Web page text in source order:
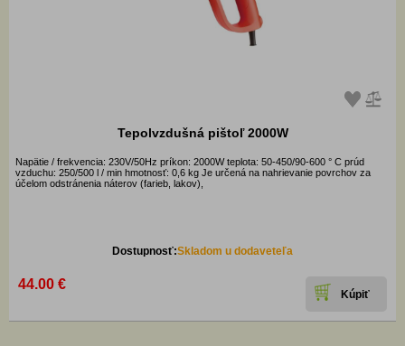
Tepolvzdušná pištoľ 2000W
Napätie / frekvencia: 230V/50Hz príkon: 2000W teplota: 50-450/90-600 ° C prúd
vzduchu: 250/500 l / min hmotnosť: 0,6 kg Je určená na nahrievanie povrchov za
účelom odstránenia náterov (farieb, lakov),
Dostupnosť:Skladom u dodaveteľa
44.00 €